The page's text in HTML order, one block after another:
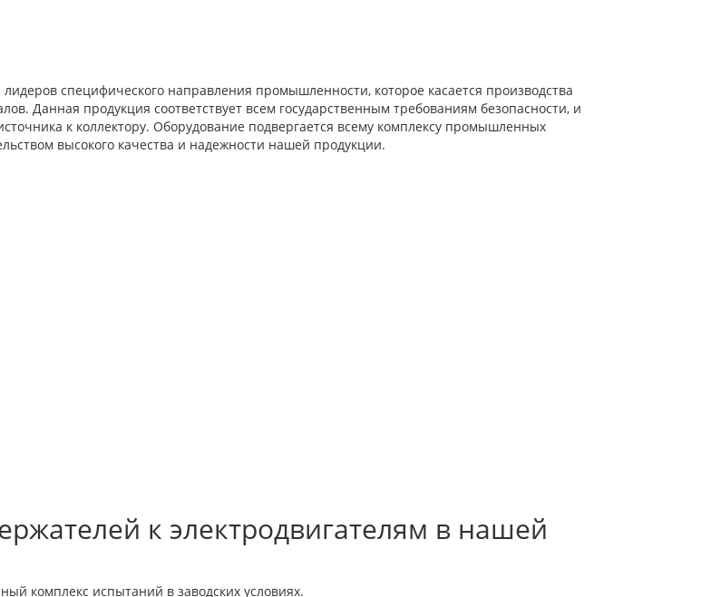
специфического направления промышленности, которое касается производства
Данная продукция соответствует всем государственным требованиям безопасности, и
к коллектору. Оборудование подвергается всему комплексу промышленных
высокого качества и надежности нашей продукции.
к электродвигателям в нашей
комплекс испытаний в заводских условиях.